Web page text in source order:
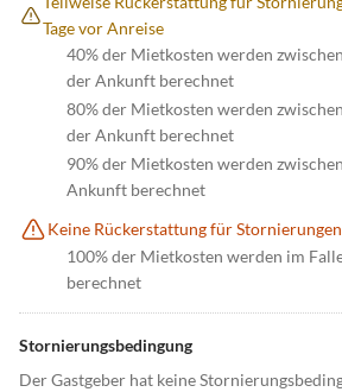
Tage vor Anreise
40% der Mietkosten werden
der Ankunft berechnet
80% der Mietkosten werden
der Ankunft berechnet
90% der Mietkosten werden
Ankunft berechnet
Keine Rückerstattung für
100% der Mietkosten werden im
berechnet
Stornierungsbedingung
Der Gastgeber hat keine